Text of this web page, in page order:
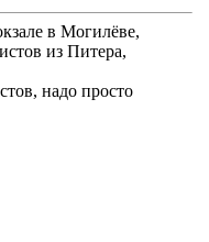
в Могилёве,
из Питера,
надо просто